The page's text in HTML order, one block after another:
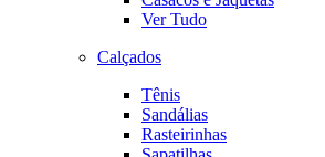
Ver Tudo
Calçados
Tênis
Sandálias
Rasteirinhas